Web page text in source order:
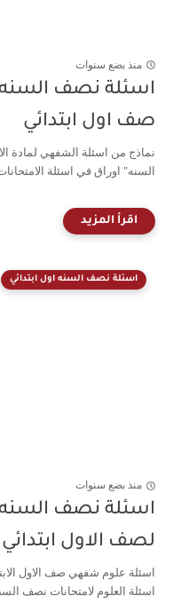
منذ بضع سنوات
اسئلة نصف السنه
صف اول ابتدائي
نماذج من اسئلة الشفهي لمادة
السنه" اوراق في اسئلة
اسئلة نصف السنه اول ابتدائي
منذ بضع سنوات
اسئلة نصف السنه
لصف الاول ابتدائي بـ 51
اسئلة العلوم لامتحانات نصف